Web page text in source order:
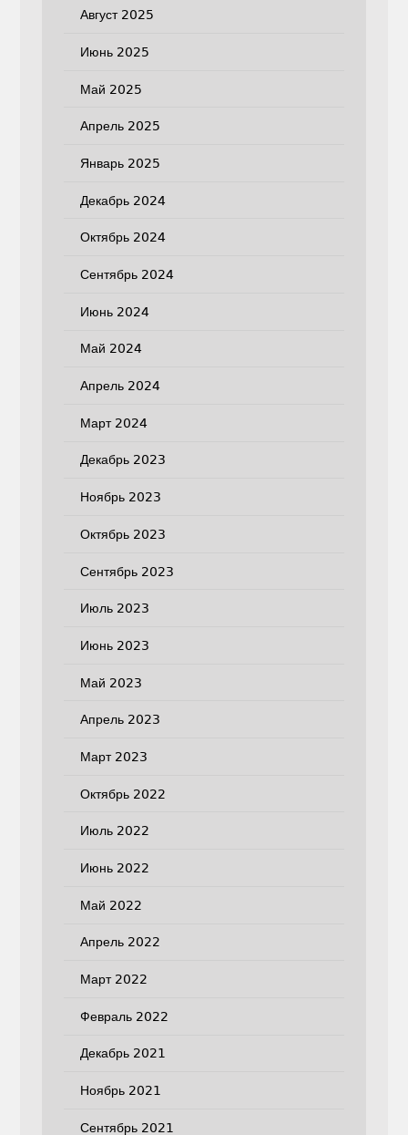
Август 2025
Июнь 2025
Май 2025
Апрель 2025
Январь 2025
Декабрь 2024
Октябрь 2024
Сентябрь 2024
Июнь 2024
Май 2024
Апрель 2024
Март 2024
Декабрь 2023
Ноябрь 2023
Октябрь 2023
Сентябрь 2023
Июль 2023
Июнь 2023
Май 2023
Апрель 2023
Март 2023
Октябрь 2022
Июль 2022
Июнь 2022
Май 2022
Апрель 2022
Март 2022
Февраль 2022
Декабрь 2021
Ноябрь 2021
Сентябрь 2021